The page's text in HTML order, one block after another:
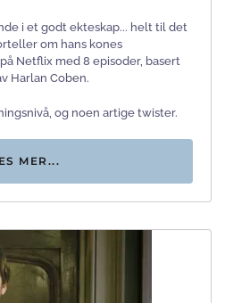
i et godt ekteskap... helt til det
om hans kones
Netflix med 8 episoder, basert
Harlan Coben.
og noen artige twister.
MER...